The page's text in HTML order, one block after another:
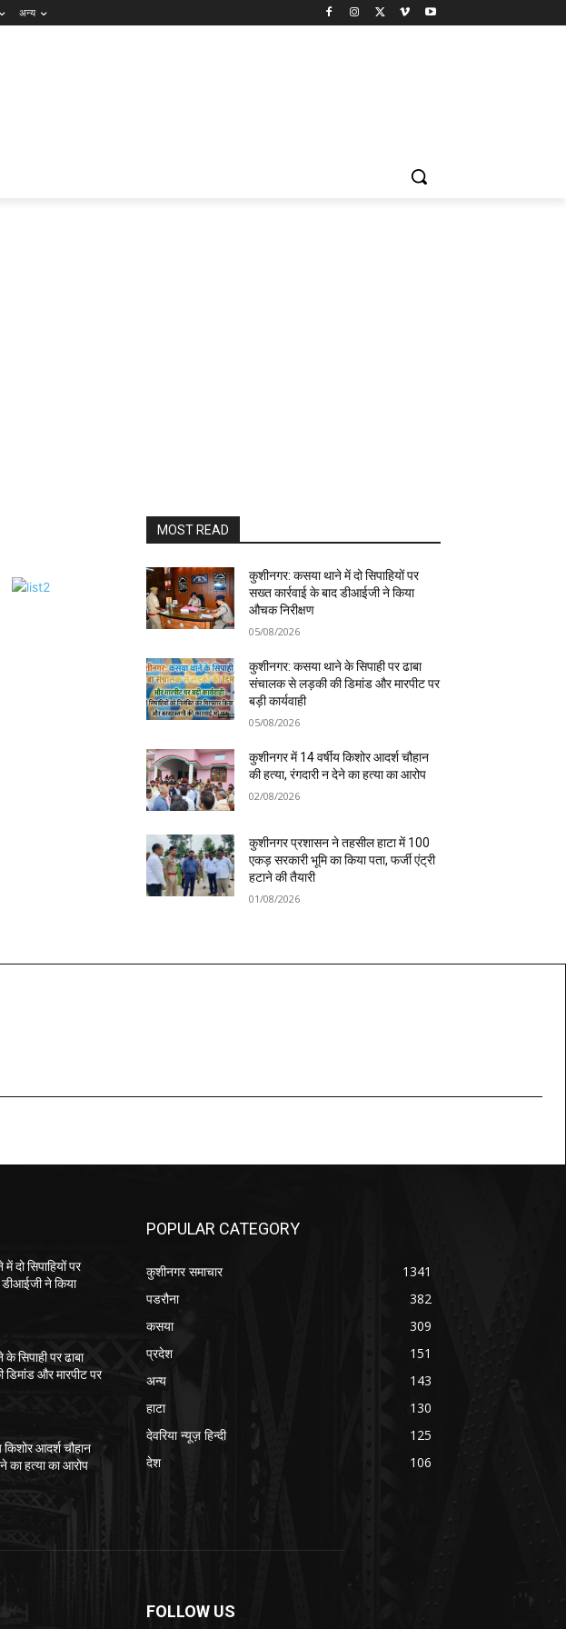
अन्य
MOST READ
कुशीनगर: कसया थाने में दो सिपाहियों पर
सख्त कार्रवाई के बाद डीआईजी ने किया
औचक निरीक्षण
05/08/2026
कुशीनगर: कसया थाने के सिपाही पर ढाबा
संचालक से लड़की की डिमांड और मारपीट पर
बड़ी कार्यवाही
05/08/2026
कुशीनगर में 14 वर्षीय किशोर आदर्श चौहान
की हत्या, रंगदारी न देने का हत्या का आरोप
02/08/2026
कुशीनगर प्रशासन ने तहसील हाटा में 100
एकड़ सरकारी भूमि का किया पता, फर्जी एंट्री
हटाने की तैयारी
01/08/2026
दो सिपाहियों पर
डीआईजी ने किया
सिपाही पर ढाबा
और मारपीट पर
आदर्श चौहान
का हत्या का आरोप
POPULAR CATEGORY
कुशीनगर समाचार
1341
पडरौना
382
कसया
309
प्रदेश
151
अन्य
143
हाटा
130
देवरिया न्यूज़ हिन्दी
125
देश
106
FOLLOW US